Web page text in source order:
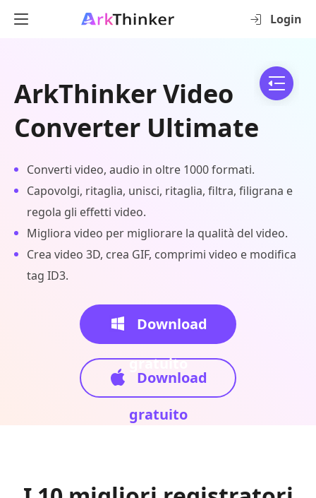
Login
ArkThinker Video
Converter Ultimate
Converti video, audio in oltre 1000 formati.
Capovolgi, ritaglia, unisci, ritaglia, filtra, filigrana e
regola gli effetti video.
Migliora video per migliorare la qualità del video.
Crea video 3D, crea GIF, comprimi video e modifica
tag ID3.
Download
gratuito
Download
gratuito